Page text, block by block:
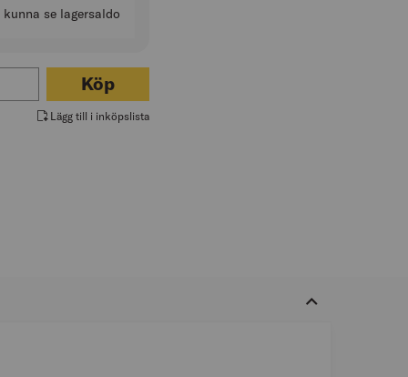
kunna se lagersaldo
TRÖSKELRAMP 18X150MM LÄNGD 100CM
Köp
Lägg till i inköpslista